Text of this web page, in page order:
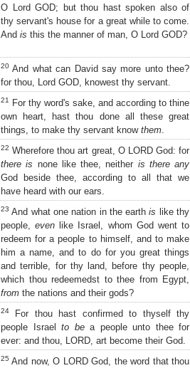
O Lord GOD; but thou hast spoken also of
thy servant's house for a great while to come.
And is this the manner of man, O Lord GOD?
20 And what can David say more unto thee?
for thou, Lord GOD, knowest thy servant.
21
For thy word's sake, and according to thine
own heart, hast thou done all these great
things, to make thy servant know them
22 Wherefore thou art great, O LORD God: for
there is none like thee, neither is there any
God beside thee, according to all that we
have heard with our ears.
23 And what one nation in the earthis like thy
people,even like Israel, whom God went to
redeem for a people to himself, and to make
him a name, and to do for you great things
and terrible, for thy land, before thy people,
which thou redeemedst to thee from Egypt,
from the nations and their gods?
24
For thou hast confirmed to thyself thy
people Israel to bea people unto thee for
ever: and thou, LORD, art become their God.
25 And now, O LORD God, the word that thou